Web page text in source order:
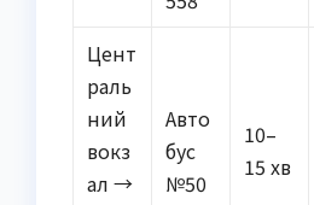
Цент
раль
ний
вокз
ал →
Авто
бус
№50
10–
15 хв